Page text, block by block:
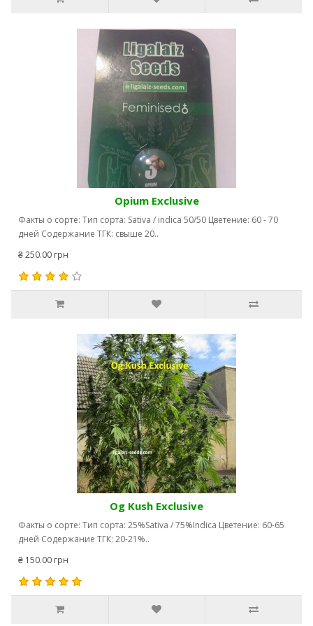
выращивания и использования конопли различны. Однако,
свидетельствуют о том, что в будущем универсальные сортовые
семена конопли могут стать еще более доступными и
Заключение:
Универсальные сортовые семена конопли представляют собой
ценный ресурс с множеством применений. Они способствуют
разнообразию в сельском хозяйстве, обеспечивают пищевую
ценность для человека, медицинскую ценность, а их использование
в промышленности подчеркивает экологическую устойчивость.
Важно продолжать исследования и поддерживать разработку
законодательства, чтобы раскрыть полный потенциал этого
уникального растения в современном мире.
Opium Exclusive
Факты о сорте: Тип сорта: Sativa / indica 50/50 Цветение: 60 - 70
дней Содержание ТГК: свыше 20..
₴ 250.00 грн
Og Kush Exclusive
Факты о сорте: Тип сорта: 25%Sativa / 75%Indica Цветение: 60-65
дней Содержание ТГК: 20-21%..
₴ 150.00 грн